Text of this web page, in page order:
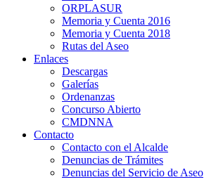
ORPLASUR
Memoria y Cuenta 2016
Memoria y Cuenta 2018
Rutas del Aseo
Enlaces
Descargas
Galerías
Ordenanzas
Concurso Abierto
CMDNNA
Contacto
Contacto con el Alcalde
Denuncias de Trámites
Denuncias del Servicio de Aseo